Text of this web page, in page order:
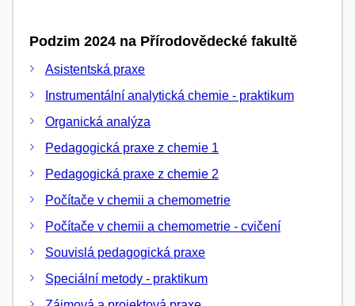
Podzim 2024 na Přírodovědecké fakultě
Asistentská praxe
Instrumentální analytická chemie - praktikum
Organická analýza
Pedagogická praxe z chemie 1
Pedagogická praxe z chemie 2
Počítače v chemii a chemometrie
Počítače v chemii a chemometrie - cvičení
Souvislá pedagogická praxe
Speciální metody - praktikum